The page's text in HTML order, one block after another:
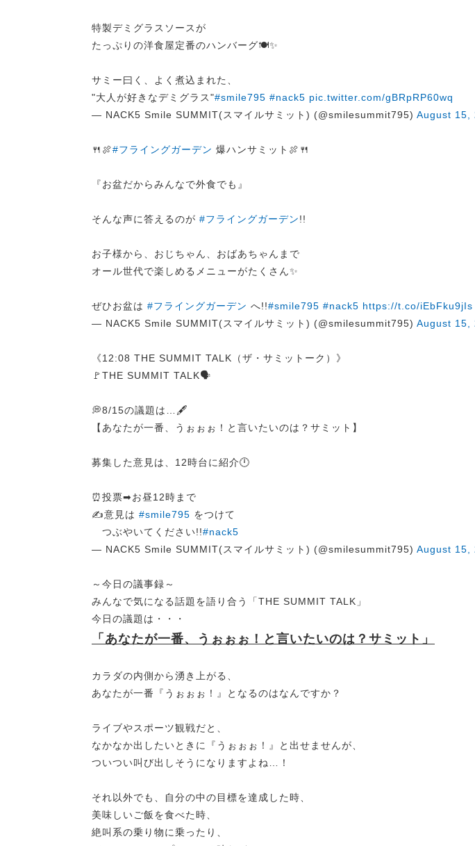
特製デミグラスソースが
たっぷりの洋食屋定番のハンバーグ🍽️✨
サミー曰く、よく煮込まれた、
"大人が好きなデミグラス"#smile795 #nack5 pic.twitter.com/gBRpRP60wq
— NACK5 Smile SUMMIT(スマイルサミット) (@smilesummit795) August 15,
🍴🍖#フライングガーデン 爆ハンサミット🍖🍴
『お盆だからみんなで外食でも』
そんな声に答えるのが #フライングガーデン!!
お子様から、おじちゃん、おばあちゃんまで
オール世代で楽しめるメニューがたくさん✨
ぜひお盆は #フライングガーデン へ!!#smile795 #nack5 https://t.co/iEbFku9jIs
— NACK5 Smile SUMMIT(スマイルサミット) (@smilesummit795) August 15,
《12:08 THE SUMMIT TALK（ザ・サミットーク）》
🚩THE SUMMIT TALK🗣️
💭8/15の議題は…🖋️
【あなたが一番、うぉぉぉ！と言いたいのは？サミット】
募集した意見は、12時台に紹介🕛
⏰投票➡︎お昼12時まで
✍️意見は #smile795 をつけて
つぶやいてください!!#nack5
— NACK5 Smile SUMMIT(スマイルサミット) (@smilesummit795) August 15,
～今日の議事録～
みんなで気になる話題を語り合う「THE SUMMIT TALK」
今日の議題は・・・
「あなたが一番、うぉぉぉ！と言いたいのは？サミット」
カラダの内側から湧き上がる、
あなたが一番『うぉぉぉ！』となるのはなんですか？
ライブやスポーツ観戦だと、
なかなか出したいときに『うぉぉぉ！』と出せませんが、
ついつい叫び出しそうになりますよね…！
それ以外でも、自分の中の目標を達成した時、
美味しいご飯を食べた時、
絶叫系の乗り物に乗ったり、